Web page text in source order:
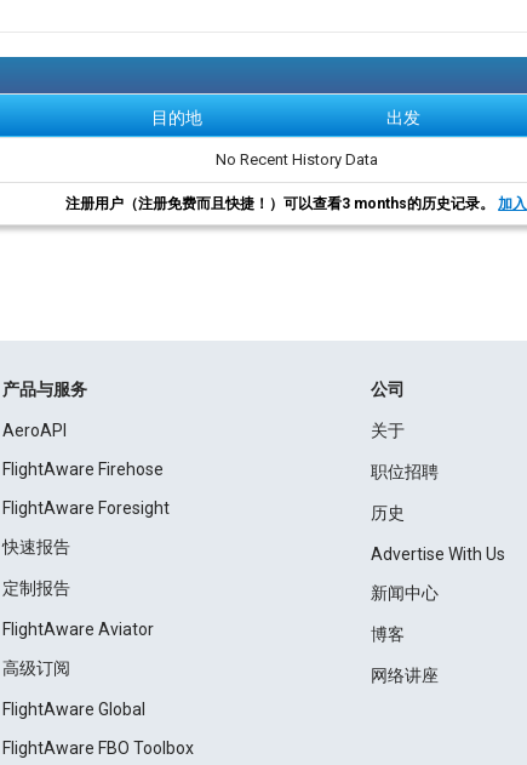
目的地 出发
No Recent History Data
注册用户（注册免费而且快捷！）可以查看3 months的历史记录。加入
产品与服务
AeroAPI
FlightAware Firehose
FlightAware Foresight
快速报告
定制报告
FlightAware Aviator
高级订阅
FlightAware Global
FlightAware FBO Toolbox
公司
关于
职位招聘
历史
Advertise With Us
新闻中心
博客
网络讲座